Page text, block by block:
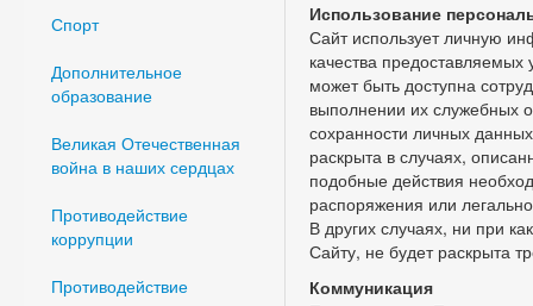
Спорт
Дополнительное
образование
Великая Отечественная
война в наших сердцах
Противодействие
коррупции
Противодействие
Использование
Сайт использует личную
качества
может быть доступна
выполнении их служебных
сохранности личных
раскрыта в случаях,
подобные действия
распоряжения или
В других случаях, ни при
Сайту, не будет раскрыта
Коммуникация